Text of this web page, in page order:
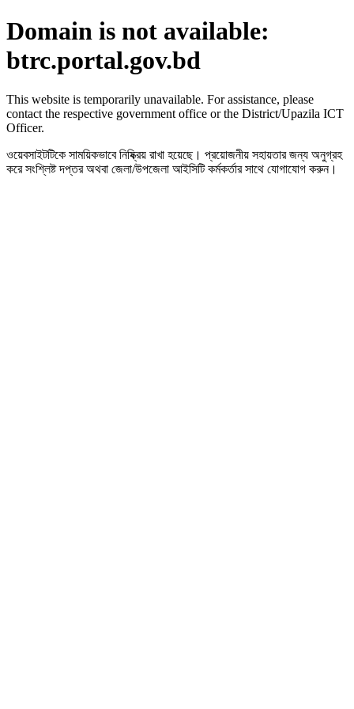
Domain is not available:
btrc.portal.gov.bd
This website is temporarily unavailable. For assistance, please
contact the respective government office or the District/Upazila ICT
Officer.
ওয়েবসাইটটিকে সাময়িকভাবে নিষ্ক্রিয় রাখা হয়েছে। প্রয়োজনীয় সহায়তার জন্য অনুগ্রহ
করে সংশ্লিষ্ট দপ্তর অথবা জেলা/উপজেলা আইসিটি কর্মকর্তার সাথে যোগাযোগ করুন।